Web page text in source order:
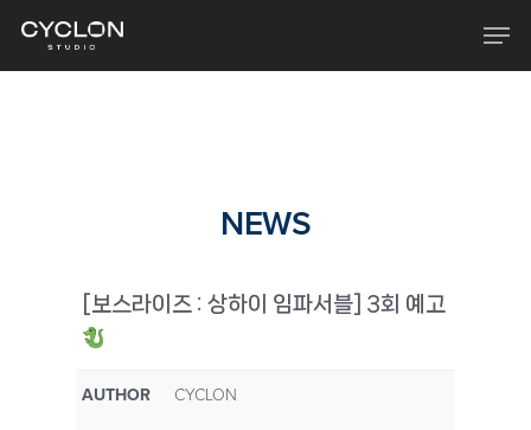
main
NEWS
[보스라이즈 : 상하이 임파서블] 3회 예고
AUTHOR
CYCLON